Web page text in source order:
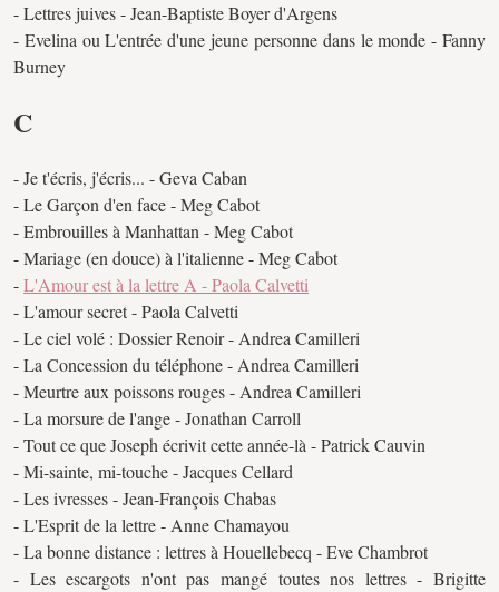
- Lettres juives - Jean-Baptiste Boyer d'Argens
- Evelina ou L'entrée d'une jeune personne dans le monde - Fanny
Burney
C
- Je t'écris, j'écris... - Geva Caban
- Le Garçon d'en face - Meg Cabot
- Embrouilles à Manhattan - Meg Cabot
- Mariage (en douce) à l'italienne - Meg Cabot
-L'Amour est à la lettre A - Paola Calvetti
- L'amour secret - Paola Calvetti
- Le ciel volé : Dossier Renoir - Andrea Camilleri
- La Concession du téléphone - Andrea Camilleri
- Meurtre aux poissons rouges - Andrea Camilleri
- La morsure de l'ange - Jonathan Carroll
- Tout ce que Joseph écrivit cette année-là - Patrick Cauvin
- Mi-sainte, mi-touche - Jacques Cellard
- Les ivresses - Jean-François Chabas
- L'Esprit de la lettre - Anne Chamayou
- La bonne distance : lettres à Houellebecq - Eve Chambrot
- Les escargots n'ont pas mangé toutes nos lettres - Brigitte